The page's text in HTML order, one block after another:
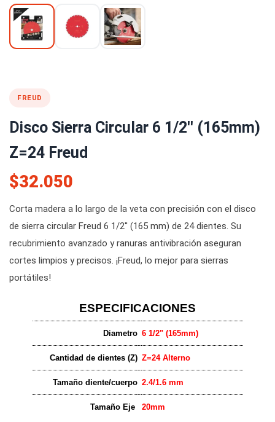
FREUD
Disco Sierra Circular 6 1/2'' (165mm)
Z=24 Freud
$32.050
Corta madera a lo largo de la veta con precisión con el disco
de sierra circular Freud 6 1/2'' (165 mm) de 24 dientes. Su
recubrimiento avanzado y ranuras antivibración aseguran
cortes limpios y precisos. ¡Freud, lo mejor para sierras
portátiles!
ESPECIFICACIONES
Diametro 6 1/2" (165mm)
Cantidad de dientes (Z) Z=24 Alterno
Tamaño diente/cuerpo 2.4/1.6 mm
Tamaño Eje 20mm